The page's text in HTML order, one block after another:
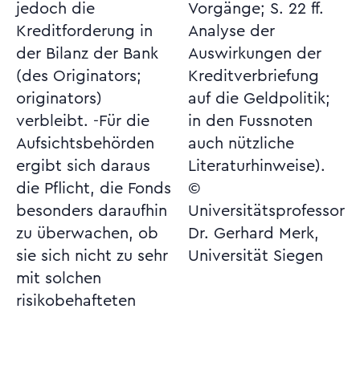
jedoch die
Kreditforderung in
der Bilanz der Bank
(des Originators;
originators)
verbleibt. -Für die
Aufsichtsbehörden
ergibt sich daraus
die Pflicht, die Fonds
besonders daraufhin
zu überwachen, ob
sie sich nicht zu sehr
mit solchen
risikobehafteten
Vorgänge; S. 22 ff.
Analyse der
Auswirkungen der
Kreditverbriefung
auf die Geldpolitik;
in den Fussnoten
auch nützliche
Literaturhinweise).
©
Universitätsprofessor
Dr. Gerhard Merk,
Universität Siegen